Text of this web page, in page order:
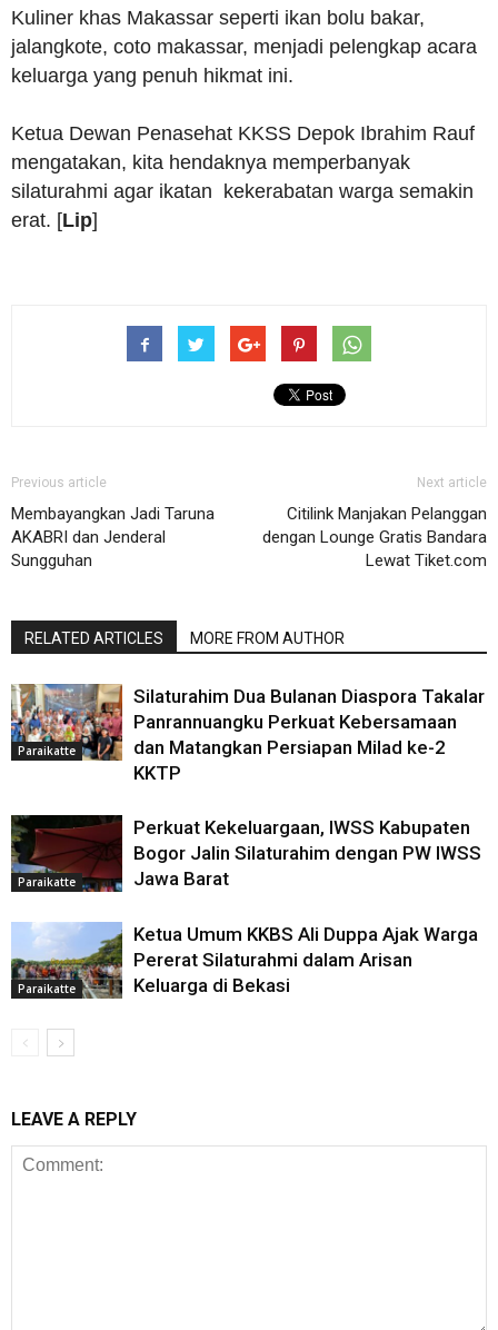
Kuliner khas Makassar seperti ikan bolu bakar,
jalangkote, coto makassar, menjadi pelengkap acara
keluarga yang penuh hikmat ini.
Ketua Dewan Penasehat KKSS Depok Ibrahim Rauf
mengatakan, kita hendaknya memperbanyak
silaturahmi agar ikatan kekerabatan warga semakin
erat. [Lip]
Previous article
Membayangkan Jadi Taruna
AKABRI dan Jenderal
Sungguhan
Next article
Citilink Manjakan Pelanggan
dengan Lounge Gratis Bandara
Lewat Tiket.com
RELATED ARTICLES MORE FROM AUTHOR
Paraikatte
Silaturahim Dua Bulanan Diaspora Takalar
Panrannuangku Perkuat Kebersamaan
dan Matangkan Persiapan Milad ke-2
KKTP
Paraikatte
Perkuat Kekeluargaan, IWSS Kabupaten
Bogor Jalin Silaturahim dengan PW IWSS
Jawa Barat
Paraikatte
Ketua Umum KKBS Ali Duppa Ajak Warga
Pererat Silaturahmi dalam Arisan
Keluarga di Bekasi
LEAVE A REPLY